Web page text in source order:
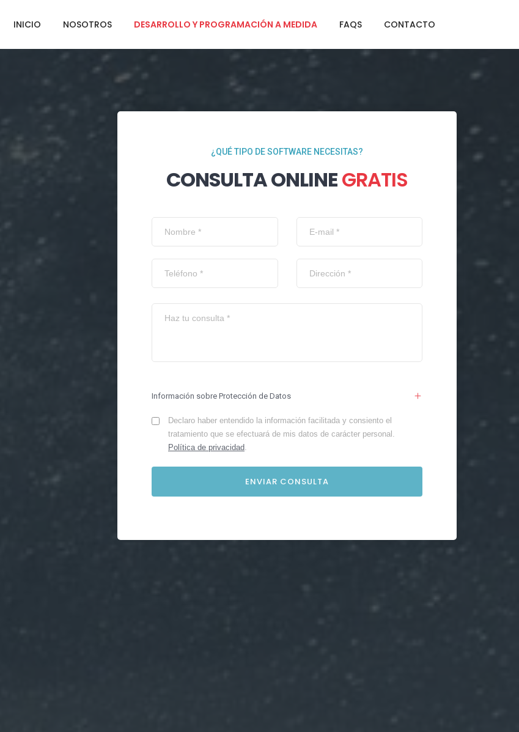
INICIO NOSOTROS DESARROLLO Y PROGRAMACIÓN A MEDIDA FAQS CONTACTO
¿QUÉ TIPO DE SOFTWARE NECESITAS?
CONSULTA ONLINEGRATIS
Información sobre Protección de Datos
Declaro haber entendido la información facilitada y consiento el
tratamiento que se efectuará de mis datos de carácter personal.
Política de privacidad.